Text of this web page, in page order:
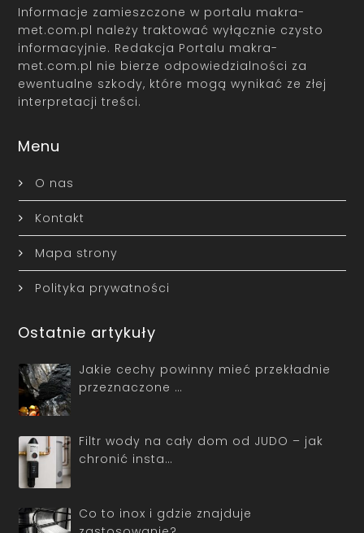
Informacje zamieszczone w portalu makra-
met.com.pl należy traktować wyłącznie czysto
informacyjnie. Redakcja Portalu makra-
met.com.pl nie bierze odpowiedzialności za
ewentualne szkody, które mogą wynikać ze złej
interpretacji treści.
Menu
O nas
Kontakt
Mapa strony
Polityka prywatności
Ostatnie artykuły
Jakie cechy powinny mieć przekładnie
przeznaczone …
Filtr wody na cały dom od JUDO – jak
chronić insta…
Co to inox i gdzie znajduje